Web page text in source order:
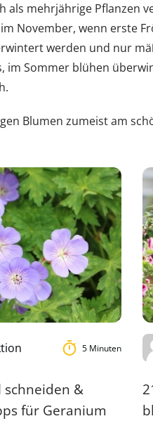
mehrjährige Pflanzen
November, wenn erste
werden und nur
Sommer blühen
Blumen zumeist am
5 Minuten
schneiden &
für Geranium